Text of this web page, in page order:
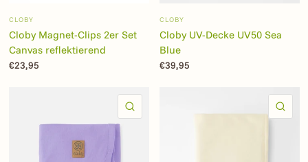
CLOBY
Cloby Magnet-Clips 2er Set
Canvas reflektierend
€23,95
CLOBY
Cloby UV-Decke UV50 Sea
Blue
€39,95